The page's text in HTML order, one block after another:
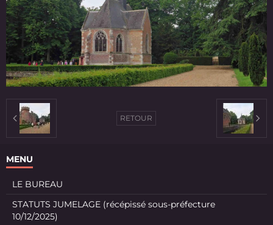
RETOUR
MENU
LE BUREAU
STATUTS JUMELAGE (récépissé sous-préfecture
10/12/2025)